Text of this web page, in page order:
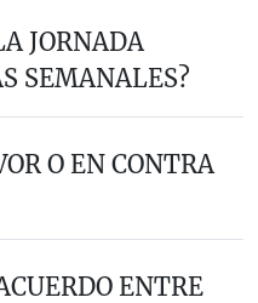
JORNADA
SEMANALES?
O EN CONTRA
ENTRE